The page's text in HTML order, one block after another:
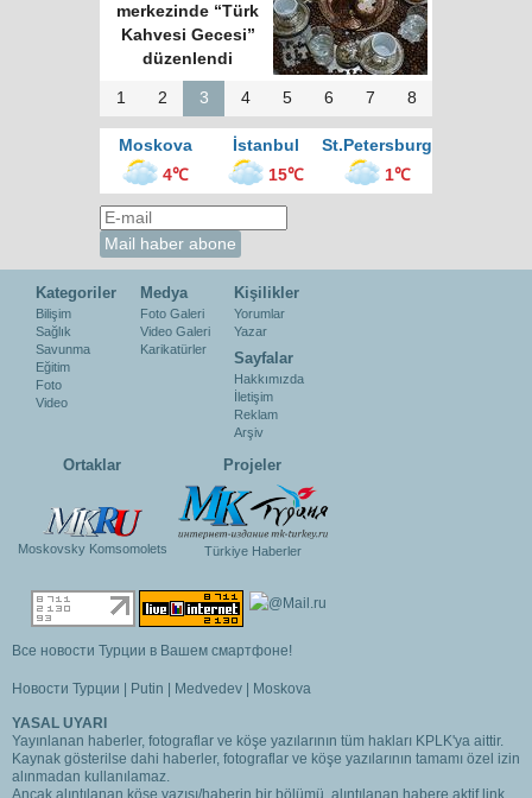
merkezinde “Türk
Kahvesi Gecesi”
düzenlendi
1 2 3 4 5 6 7 8
Moskova İstanbul
St.Petersburg
4℃
15℃ 1℃
Kategoriler
Bilişim
Sağlık
Savunma
Eğitim
Foto
Video
Medya
Foto Galeri
Video Galeri
Karikatürler
Kişilikler
Yorumlar
Yazar
Sayfalar
Hakkımızda
İletişim
Reklam
Arşiv
Ortaklar
Moskovsky Komsomolets
Projeler
Türkiye Haberler
Все новости Турции в Вашем смартфоне!
Новости Турции Putin Medvedev Moskova
YASAL UYARI
Yayınlanan haberler, fotograflar ve köşe yazılarının tüm hakları KPLK'ya aittir.
Kaynak gösterilse dahi haberler, fotograflar ve köşe yazılarının tamamı özel izin
alınmadan kullanılamaz.